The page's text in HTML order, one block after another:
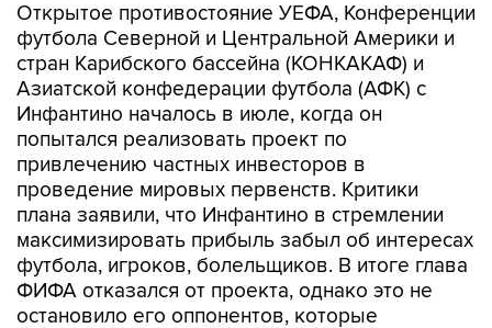
Открытое противостояние УЕФА, Конференции
футбола Северной и Центральной Америки и
стран Карибского бассейна (КОНКАКАФ) и
Азиатской конфедерации футбола (АФК) с
Инфантино началось в июле, когда он
попытался реализовать проект по
привлечению частных инвесторов в
проведение мировых первенств. Критики
плана заявили, что Инфантино в стремлении
максимизировать прибыль забыл об интересах
футбола, игроков, болельщиков. В итоге глава
ФИФА отказался от проекта, однако это не
остановило его оппонентов, которые